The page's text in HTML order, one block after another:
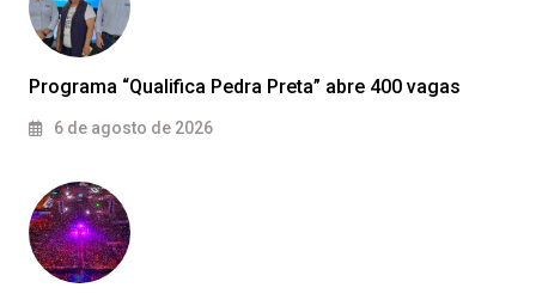
Programa “Qualifica Pedra Preta” abre 400 vagas
6 de agosto de 2026